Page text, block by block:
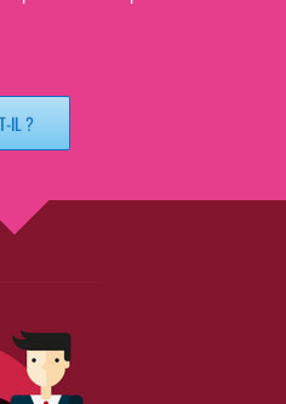
IL ?